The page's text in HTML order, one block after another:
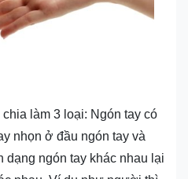
làm 3 loại: Ngón tay có
nhọn ở đầu ngón tay và
dạng ngón tay khác nhau lại